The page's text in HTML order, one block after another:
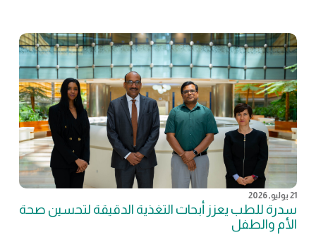
21 يوليو, 2026
سدرة للطب يعزز أبحاث التغذية الدقيقة لتحسين صحة
الأم والطفل